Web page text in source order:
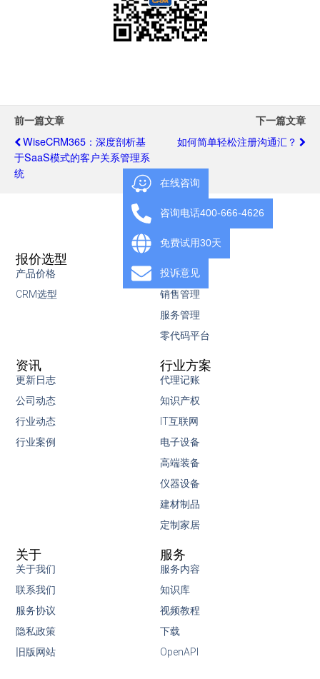
前一篇文章
WiseCRM365：深度剖析基
于SaaS模式的客户关系管理系
统
下一篇文章
如何简单轻松注册沟通汇？
营销管理
销售管理
服务管理
零代码平台
报价选型
产品价格
CRM选型
行业方案
代理记账
知识产权
IT互联网
电子设备
高端装备
仪器设备
建材制品
定制家居
资讯
更新日志
公司动态
行业动态
行业案例
服务
服务内容
知识库
视频教程
下载
OpenAPI
关于
关于我们
联系我们
服务协议
隐私政策
旧版网站
在线咨询
咨询电话400-666-4626
免费试用30天
投诉意见